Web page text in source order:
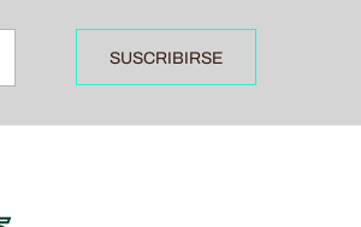
SUSCRIBIRSE